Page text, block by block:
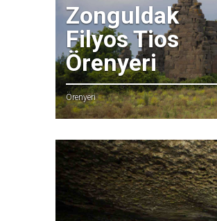
Zonguldak
Filyos Tios
Örenyeri
Örenyeri